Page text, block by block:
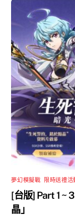
夢幻模擬戰 限時送禮活
[台版] Part 1 ~
晶」